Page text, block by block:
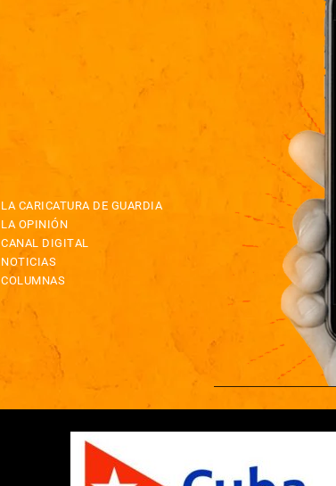
LA CARICATURA DE GUARDIA
LA OPINIÓN
CANAL DIGITAL
NOTICIAS
COLUMNAS